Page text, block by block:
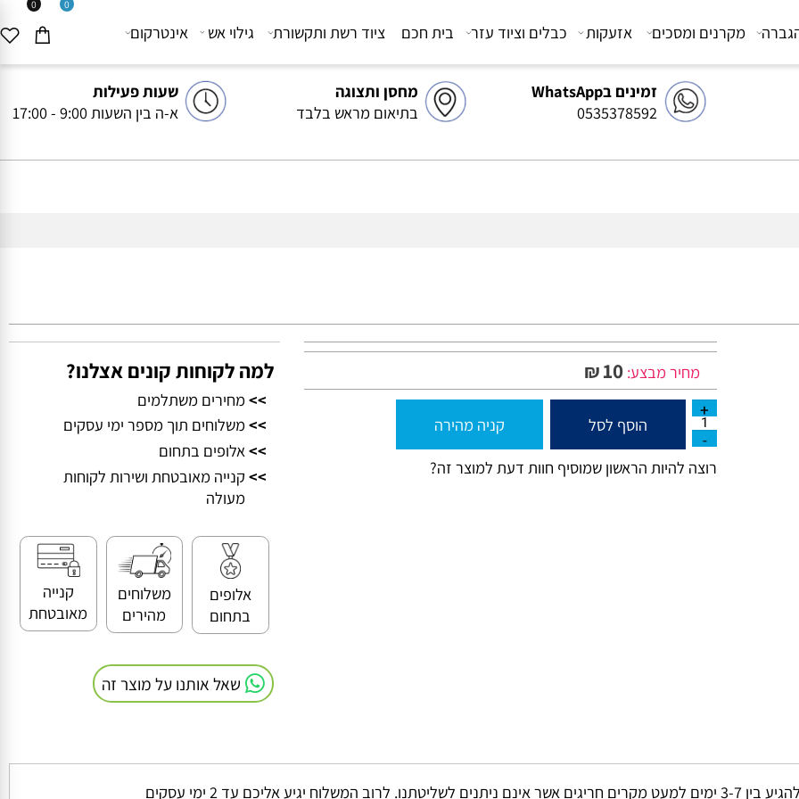
זמינים בWhatsApp
0535378592
מחסן ותצוגה
בתיאום מראש בלבד
שעות פעילות
א-ה בין השעות 9:00 - 17:00
0 0
מקרנים ומסכים אזעקות כבלים וציוד עזר בית חכם ציוד רשת ותקשורת גילוי אש אינטרקום
מחיר מבצע: ₪10 למה לקוחות קונים אצלנו?
מחירים משתלמים
>> משלוחים תוך מספר ימי עסקים
>> אלופים בתחום
קנייה מאובטחת ושירות לקוחות
אלופים
בתחום
משלוחים
מהירים
קנייה
מאובטחת